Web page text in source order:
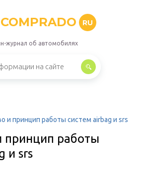
COMPRADO RU
журнал об автомобилях
и принцип работы систем airbag и srs
принцип работы
и srs